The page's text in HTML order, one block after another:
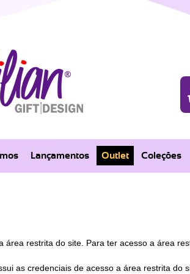
Lançamentos Outlet Coleções
área restrita do site. Para ter acesso a área
as credenciais de acesso a área restrita do